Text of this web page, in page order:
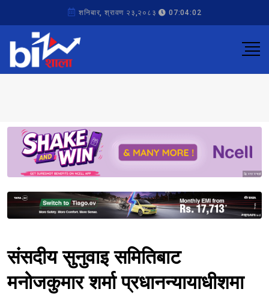
शनिबार, श्रावण २३,२०८३ 07:04:02
Sponsored
Sponsored
संसदीय सुनुवाइ समितिबाट
मनोजकुमार शर्मा प्रधानन्यायाधीशमा